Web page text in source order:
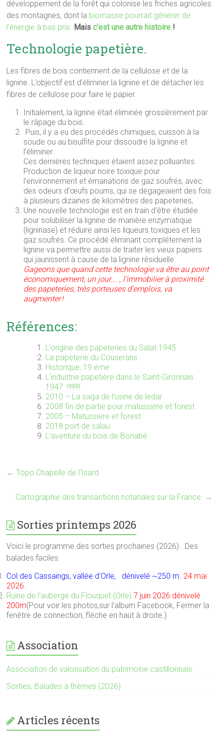
développement de la forêt qui colonise les friches agricoles
des montagnes, dont la biomasse pourrait générer de
l’énergie à bas prix
Maisc’est une autre histoire !
Technologie papetière.
Les fibres de bois contiennent de la cellulose et de la
lignine. L’objectif est d’éliminer la lignine et de détacher les
fibres de cellulose pour faire le papier.
Initialement, la lignine était éliminée grossièrement par
le râpage du bois.
Puis, il y a eu des procédés chimiques, cuisson à la
soude ou au bisulfite pour dissoudre la lignine et
l’éliminer.
Ces dernières techniques étaient assez polluantes.
Production de liqueur noire toxique pour
l’environnement et émanations de gaz soufrés, avec
des odeurs d’œufs pourris, qui se dégageaient des fois
à plusieurs dizaines de kilomètres des papeteries,
Une nouvelle technologie est en train d’être étudiée
pour solubiliser la lignine de manière enzymatique
(ligninase) et réduire ainsi les liqueurs toxiques et les
gaz soufrés. Ce procédé éliminant complétement la
lignine va permettre aussi de traiter les vieux papiers
qui jaunissent à cause de la lignine résiduelle.
Gageons que quand cette technologie va être au point
économiquement, un jour…. , l’immobilier à proximité
des papeteries, très porteuses d’emplois, va
augmenter !
Références:
L’origine des papeteries du Salat 1945
La papeterie du Couserans
Historique, 19 éme
L’industrie papetière dans le Saint-Gironnais
1947 !!!!!!!!!
2010 – La saga de l’usine de ledar
2008 fin de partie pour matussiere et forest
2005 – Matussiere et forest
2018 port de salau
L’aventure du bois de Bonabé
← Topo Chapelle de l’Isard
Cartographie des transactions notariales sur la France. →
Sorties printemps 2026
Voici le programme des sorties prochaines (2026) . Des
balades faciles.
Col des Cassaings, vallée d'Orle, dénivelé ~250 m. 24 mai
2026.
Ruine de l'auberge du Flouquet (Orle) 7 juin 2026.dénivelé
200m(Pour voir les photos,sur l'album Facebook, Fermer la
fenêtre de connection, flèche en haut à droite.)
Association
Association de valorisation du patrimoine castillonnais.
Sorties, Balades à thèmes (2026)
Articles récents